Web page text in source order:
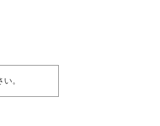
。